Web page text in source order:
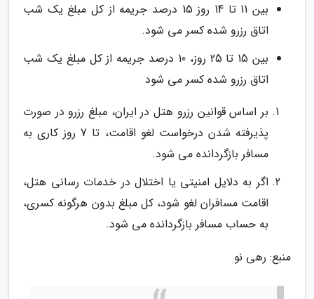
بین 11 تا 14 روز 15 درصد جریمه از کل مبلغ یک شب
اتاق رزرو شده کسر می شود.
بین 15 تا 25 روز، 10 درصد جریمه از کل مبلغ یک شب
اتاق رزرو شده کسر می شود
بر اساس قوانین رزرو هتل در ایران، مبلغ رزرو در صورت
پذیرفته شدن درخواست لغو اقامت، تا 7 روز کاری به
مسافر بازگردانده می شود.
اگر به دلایل امنیتی یا اختلال در خدمات رسانی هتل،
اقامت مسافران لغو شود، کل مبلغ بدون هرگونه کسری،
به حساب مسافر بازگردانده می شود.
منبع: رهی نو